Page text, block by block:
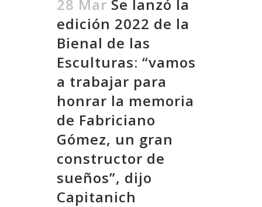
28 Mar Se lanzó la
edición 2022 de la
Bienal de las
Esculturas: “vamos
a trabajar para
honrar la memoria
de Fabriciano
Gómez, un gran
constructor de
sueños”, dijo
Capitanich